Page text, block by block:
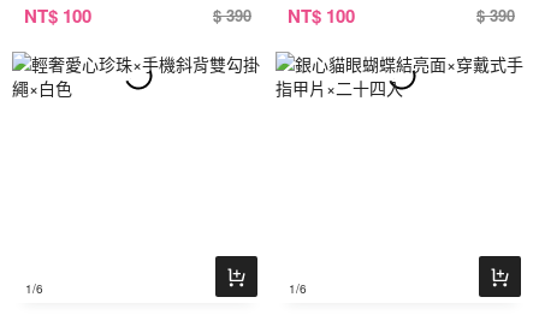
NT$ 100 $ 390 NT$ 100 $ 390
1/6 1/6